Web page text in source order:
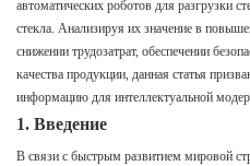
автоматических роботов для разгрузки
стекла. Анализируя их значение в
снижении трудозатрат, обеспечении
качества продукции, данная статья
информацию для интеллектуальной
1. Введение
В связи с быстрым развитием мировой